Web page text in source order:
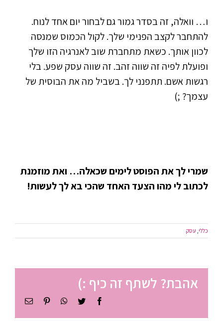
ו… וואלה, זה בסדר גמור גם לבחור יום אחד לנוח.
להתחבר לקצב הפנימי שלך. לקול הכמוס שמנסה
לכוון אותך. כשאת מתחברת שוב לאנרגיה הזו שלך
ופועלת לפיה זה שווה זהב. זה שווה עסק שפע. בלי
רגשות אשם. תתפנני לך. בשביל מה את הבוסית של
עצמך? ;)
שמרי לך את הפוסט לימים שכאלה… ואת מוזמנת
לכתוב לי מהו הצעד האחד שהכי בא לך לעשות!
כללי, עסק
אהבת? לשתף זה כיף :)
Facebook
Twitter
WhatsApp
Pinterestכתובת